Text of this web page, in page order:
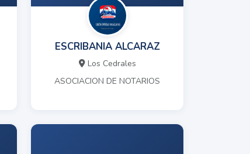
ESCRIBANIA ALCARAZ
Los Cedrales
ASOCIACION DE NOTARIOS